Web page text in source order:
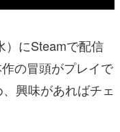
）にSteamで配信
の冒頭がプレイで
興味があればチェ